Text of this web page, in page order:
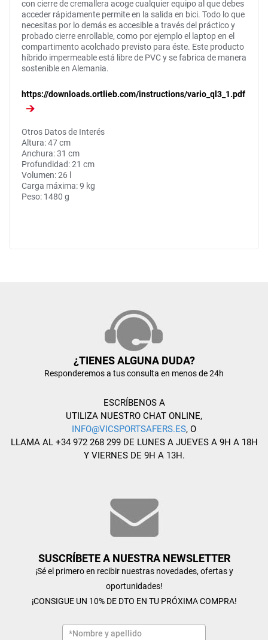
con cierre de cremallera acoge cualquier equipo al que debes
acceder rápidamente permite en la salida en bici. Todo lo que
necesitas por lo demás es accesible a través del práctico y
probado cierre enrollable, como por ejemplo el laptop en el
compartimento acolchado previsto para éste. Este producto
híbrido impermeable está libre de PVC y se fabrica de manera
sostenible en Alemania.
https://downloads.ortlieb.com/instructions/vario_ql3_1.pdf
Otros Datos de Interés
Altura: 47 cm
Anchura: 31 cm
Profundidad: 21 cm
Volumen: 26 l
Carga máxima: 9 kg
Peso: 1480 g
¿TIENES ALGUNA DUDA?
Responderemos a tus consulta en menos de 24h
ESCRÍBENOS A
UTILIZA NUESTRO CHAT ONLINE,
INFO@VICSPORTSAFERS.ES, O
LLAMA AL +34 972 268 299 DE LUNES A JUEVES A 9H A 18H
Y VIERNES DE 9H A 13H.
SUSCRÍBETE A NUESTRA NEWSLETTER
¡Sé el primero en recibir nuestras novedades, ofertas y
oportunidades!
¡CONSIGUE UN 10% DE DTO EN TU PRÓXIMA COMPRA!